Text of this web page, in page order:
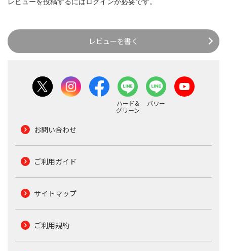
レビューを書く
ハード&
グリーン
パワー
お問い合わせ
ご利用ガイド
サイトマップ
ご利用規約